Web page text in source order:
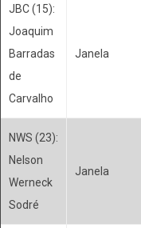
JBC (15):
Joaquim
Barradas
de
Carvalho
Janela
NWS (23):
Nelson
Werneck
Sodré
Janela